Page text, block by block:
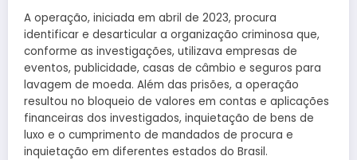
A operação, iniciada em abril de 2023, procura
identificar e desarticular a organização criminosa que,
conforme as investigações, utilizava empresas de
eventos, publicidade, casas de câmbio e seguros para
lavagem de moeda. Além das prisões, a operação
resultou no bloqueio de valores em contas e aplicações
financeiras dos investigados, inquietação de bens de
luxo e o cumprimento de mandados de procura e
inquietação em diferentes estados do Brasil.